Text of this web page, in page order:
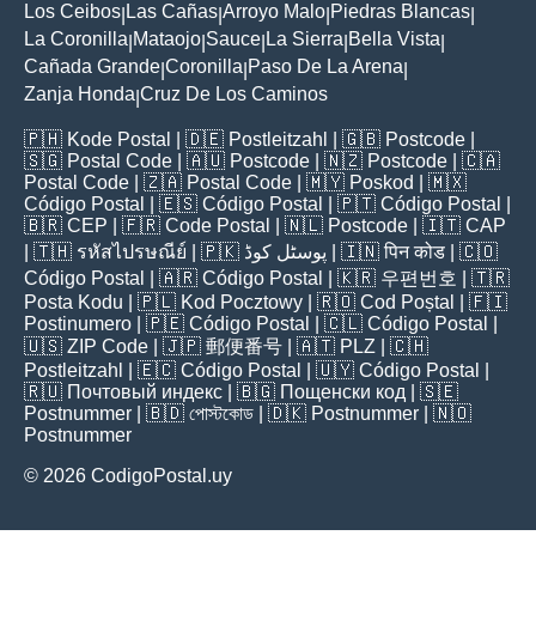
Los Ceibos Las Cañas Arroyo Malo Piedras Blancas
La Coronilla Mataojo Sauce La Sierra Bella Vista
Cañada Grande Coronilla Paso De La Arena
Zanja Honda Cruz De Los Caminos
🇵🇭 Kode Postal | 🇩🇪 Postleitzahl | 🇬🇧 Postcode
🇸🇬 Postal Code | 🇦🇺 Postcode | 🇳🇿 Postcode | 🇨🇦
Postal Code | 🇿🇦 Postal Code | 🇲🇾 Poskod
| 🇲🇽
Código Postal
| 🇪🇸 Código Postal | 🇵🇹 Código Postal
🇧🇷 CEP | 🇫🇷 Code Postal | 🇳🇱 Postcode | 🇮🇹 CAP
| 🇹🇭 รหัสไปรษณีย์ | 🇵🇰 پوسٹل کوڈ | 🇮🇳पिन कोड | 🇨🇴
Código Postal
| 🇦🇷 Código Postal | 🇰🇷 우편번호
| 🇹🇷
Posta Kodu | 🇵🇱 Kod Pocztowy | 🇷🇴 Cod Poștal
| 🇫🇮
Postinumero | 🇵🇪 Código Postal | 🇨🇱 Código Postal
🇺🇸 ZIP Code | 🇯🇵 郵便番号 | 🇦🇹 PLZ | 🇨🇭
Postleitzahl
| 🇪🇨 Código Postal | 🇺🇾 Código Postal
🇷🇺 Почтовый индекс | 🇧🇬 Пощенски код | 🇸🇪
Postnummer | 🇧🇩 পোস্টকোড | 🇩🇰 Postnummer | 🇳🇴
Postnummer
© 2026 CodigoPostal.uy